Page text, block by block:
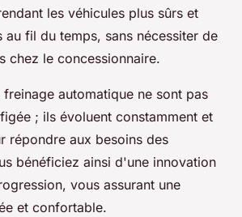
les véhicules plus sûrs et
au fil du temps, sans nécessiter de
chez le concessionnaire.
freinage automatique ne sont pas
; ils évoluent constamment et
répondre aux besoins des
bénéficiez ainsi d'une innovation
vous assurant une
et confortable.